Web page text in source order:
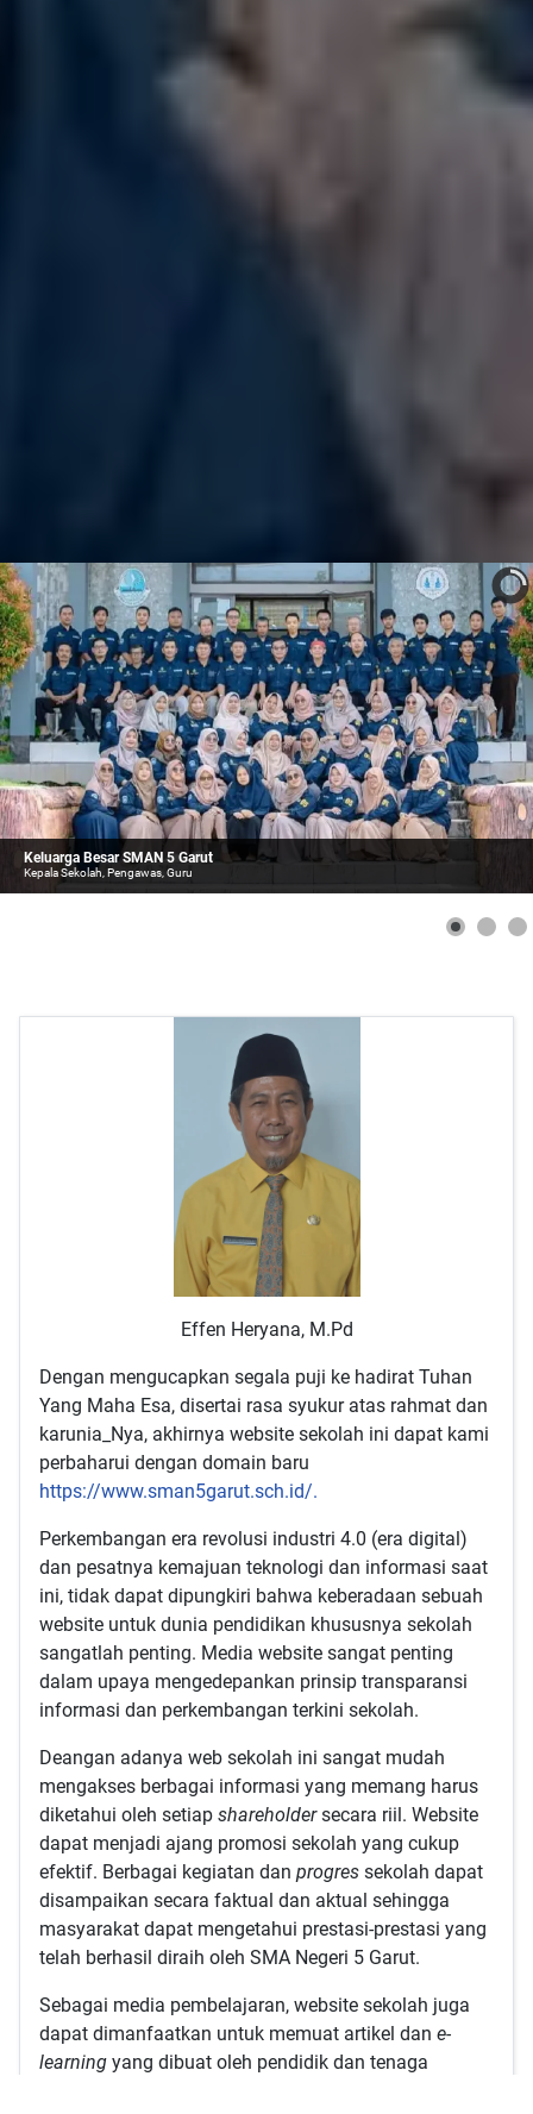
Keluarga Besar SMAN 5 Garut
Kepala Sekolah, Pengawas, Guru
Effen Heryana, M.Pd
Dengan mengucapkan segala puji ke hadirat Tuhan
Yang Maha Esa, disertai rasa syukur atas rahmat dan
karunia_Nya, akhirnya website sekolah ini dapat kami
perbaharui dengan domain baru
https://www.sman5garut.sch.id/.
Perkembangan era revolusi industri 4.0 (era digital)
dan pesatnya kemajuan teknologi dan informasi saat
ini, tidak dapat dipungkiri bahwa keberadaan sebuah
website untuk dunia pendidikan khususnya sekolah
sangatlah penting. Media website sangat penting
dalam upaya mengedepankan prinsip transparansi
informasi dan perkembangan terkini sekolah.
Deangan adanya web sekolah ini sangat mudah
mengakses berbagai informasi yang memang harus
diketahui oleh setiap shareholdersecara riil. Website
dapat menjadi ajang promosi sekolah yang cukup
efektif. Berbagai kegiatan dan progres sekolah dapat
disampaikan secara faktual dan aktual sehingga
masyarakat dapat mengetahui prestasi-prestasi yang
telah berhasil diraih oleh SMA Negeri 5 Garut.
Sebagai media pembelajaran, website sekolah juga
dapat dimanfaatkan untuk memuat artikel dan e-
learning yang dibuat oleh pendidik dan tenaga